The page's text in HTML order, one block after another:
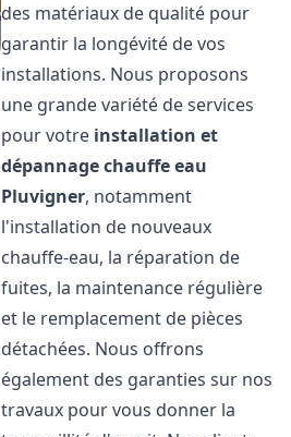
des matériaux de qualité pour
garantir la longévité de vos
installations. Nous proposons
une grande variété de services
pour votre installation et
dépannage chauffe eau
Pluvigner, notamment
l'installation de nouveaux
chauffe-eau, la réparation de
fuites, la maintenance régulière
et le remplacement de pièces
détachées. Nous offrons
également des garanties sur nos
travaux pour vous donner la